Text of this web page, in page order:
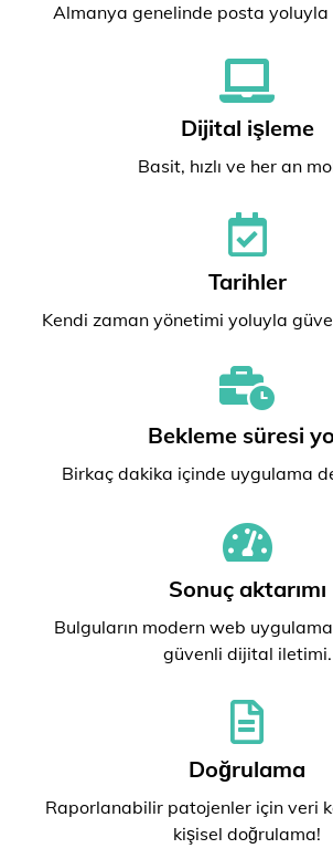
Almanya genelinde posta yoluyla
Dijital işleme
Basit, hızlı ve her an
Tarihler
Kendi zaman yönetimi yoluyla
Bekleme süresi
Birkaç dakika içinde uygulama
Sonuç aktarımı
Bulguların modern web
güvenli dijital iletimi.
Doğrulama
Raporlanabilir patojenler için veri
kişisel doğrulama!